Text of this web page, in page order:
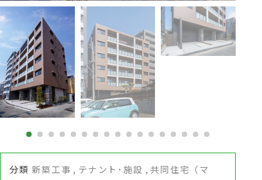
分類 新築工事 テナント･施設
共同住宅（マ